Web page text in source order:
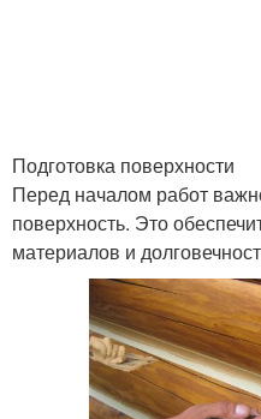
Подготовка поверхности
Перед началом работ
поверхность. Это
материалов и